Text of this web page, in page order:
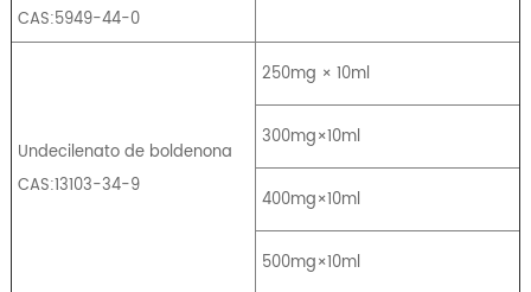
CAS:5949-44-0
Undecilenato de boldenona
CAS:13103-34-9
250mg × 10ml
300mg×10ml
400mg×10ml
500mg×10ml